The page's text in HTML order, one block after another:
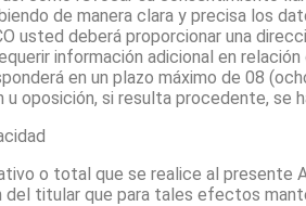
de manera clara y precisa los
usted deberá proporcionar una
información adicional en
en un plazo máximo de 08
oposición, si resulta procedente, se
o total que se realice al presente
titular que para tales efectos